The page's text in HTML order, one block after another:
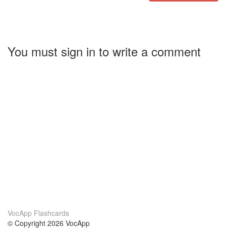
You must sign in to write a comment
VocApp Flashcards
© Copyright 2026 VocApp